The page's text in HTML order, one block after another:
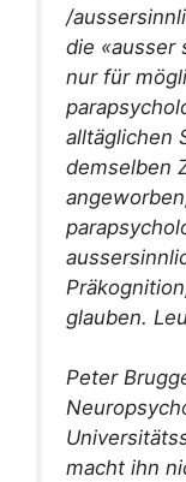
/
die «ausser
nur für
alltäglichen
demselben
glauben.
Peter
macht ihn